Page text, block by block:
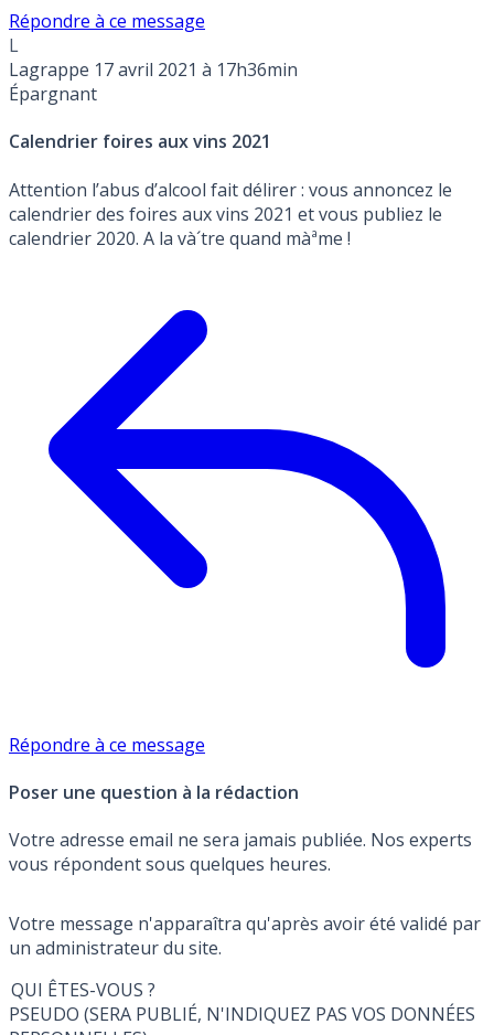
Répondre à ce message
L
Lagrappe 17 avril 2021 à 17h36min
Épargnant
Calendrier foires aux vins 2021
Attention l’abus d’alcool fait délirer : vous annoncez le
calendrier des foires aux vins 2021 et vous publiez le
calendrier 2020. A la và´tre quand màªme !
Répondre à ce message
Poser une question à la rédaction
Votre adresse email ne sera jamais publiée. Nos experts
vous répondent sous quelques heures.
Votre message n'apparaîtra qu'après avoir été validé par
un administrateur du site.
QUI ÊTES-VOUS ?
PSEUDO (SERA PUBLIÉ, N'INDIQUEZ PAS VOS DONNÉES